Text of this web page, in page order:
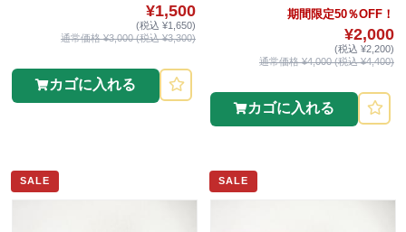
¥1,500
(税込 ¥1,650)
通常価格 ¥3,000 (税込 ¥3,300)
カゴに入れる
期間限定50％OFF！
¥2,000
(税込 ¥2,200)
通常価格 ¥4,000 (税込 ¥4,400)
カゴに入れる
SALE SALE